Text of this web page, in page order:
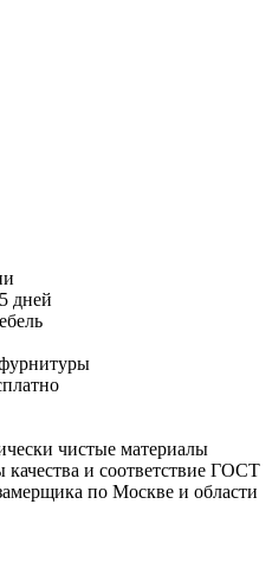
дней
чистые материалы
и соответствие ГОСТ
по Москве и области